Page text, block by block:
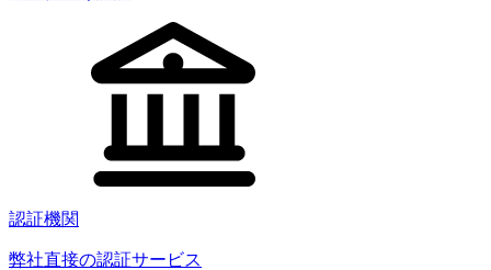
認証機関
弊社直接の認証サービス